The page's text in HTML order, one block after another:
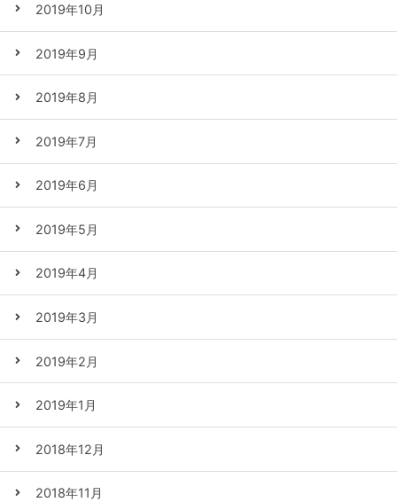
2019年10月
2019年9月
2019年8月
2019年7月
2019年6月
2019年5月
2019年4月
2019年3月
2019年2月
2019年1月
2018年12月
2018年11月